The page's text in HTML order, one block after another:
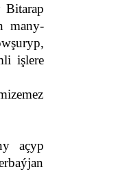
Bitarap
many-
işlere
açyp